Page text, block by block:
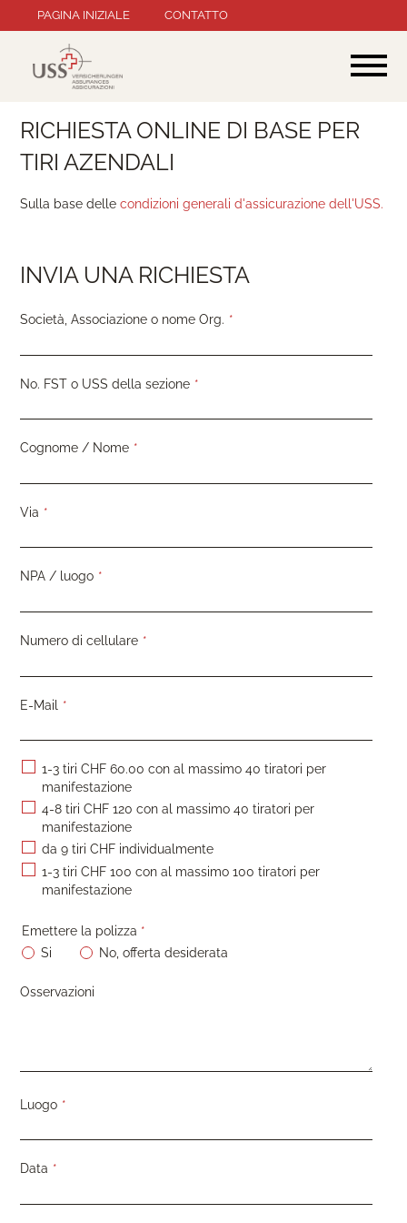
PAGINA INIZIALE CONTATTO
RICHIESTA ONLINE DI BASE PER
TIRI AZENDALI
Sulla base dellecondizioni generali d'assicurazione dell'USS.
INVIA UNA RICHIESTA
Campo
Società, Associazione o nome Org. *
Campo
No. FST o USS della sezione *
Campo
Cognome / Nome *
Campo
Via *
Campo
NPA / luogo *
Campo
Numero di cellulare *
Campo
E-Mail *
1-3 tiri CHF 60.00 con al massimo 40 tiratori per
manifestazione
4-8 tiri CHF 120 con al massimo 40 tiratori per
manifestazione
da 9 tiri CHF individualmente
1-3 tiri CHF 100 con al massimo 100 tiratori per
manifestazione
Campo
obbligatorio
Emettere la polizza *
Si
No, offerta desiderata
Osservazioni
Campo
Luogo *
Campo
Data *